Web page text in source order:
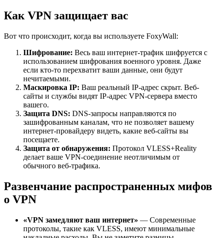
Как VPN защищает вас
Вот что происходит, когда вы используете FoxyWall:
Шифрование: Весь ваш интернет-трафик шифруется с
использованием шифрования военного уровня. Даже
если кто-то перехватит ваши данные, они будут
нечитаемыми.
Маскировка IP: Ваш реальный IP-адрес скрыт. Веб-
сайты и службы видят IP-адрес VPN-сервера вместо
вашего.
Защита DNS: DNS-запросы направляются по
зашифрованным каналам, что не позволяет вашему
интернет-провайдеру видеть, какие веб-сайты вы
посещаете.
Защита от обнаружения: Протокол VLESS+Reality
делает ваше VPN-соединение неотличимым от
обычного веб-трафика.
Развенчание распространенных мифов
о VPN
«VPN замедляют ваш интернет» — Современные
протоколы, такие как VLESS, имеют минимальные